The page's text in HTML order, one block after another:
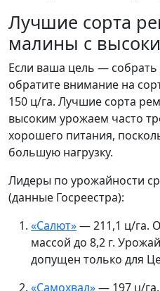
Лучшие сорта
малины с
Если ваша цель — собрать
обратите внимание на
150 ц/га. Лучшие сорта
высоким урожаем часто
хорошего питания,
большую нагрузку.
Лидеры по урожайности
(данные Госреестра):
«Салют»— 211,1 ц/га.
массой до 8,2 г.
допущен только для
«Самохвал»— 197 ц/